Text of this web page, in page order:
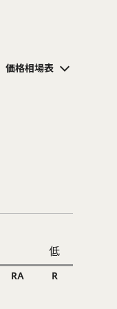
価格相場表
低
RA R